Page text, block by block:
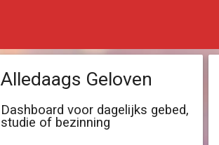
Alledaags Geloven
Dashboard voor dagelijks gebed,
studie of bezinning